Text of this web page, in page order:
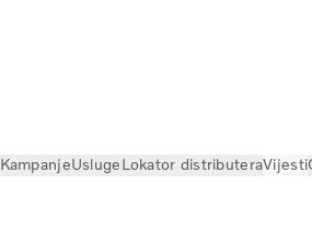
KampanjeUslugeLokator distributeraVijesti